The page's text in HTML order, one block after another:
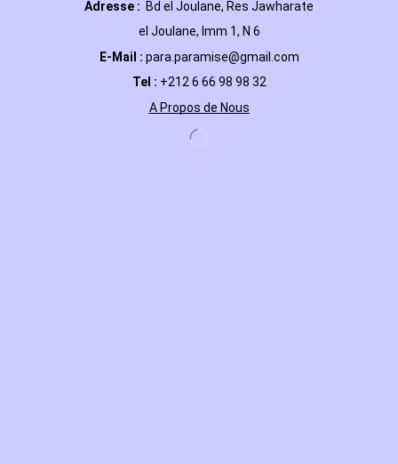
Adresse : Bd el Joulane, Res Jawharate
el Joulane, Imm 1, N 6
E-Mail : para.paramise@gmail.com
Tel : +212 6 66 98 98 32
A Propos de Nous